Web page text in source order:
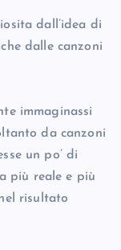
dall’idea di
dalle canzoni
immaginassi
da canzoni
un po’ di
più reale e più
risultato